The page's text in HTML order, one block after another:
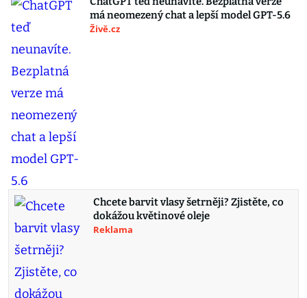
má neomezený chat a lepší model GPT-5.6
Živě.cz
Chcete barvit vlasy šetrněji? Zjistěte, co
dokážou květinové oleje
Reklama